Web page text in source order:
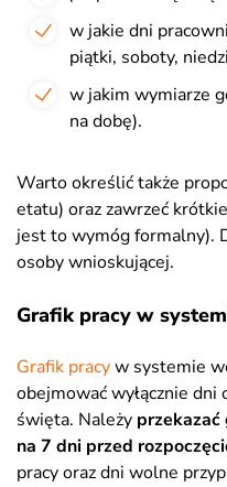
w jakie dni
piątki, soboty,
w jakim wymiarze
na dobę).
Warto określić także
etatu) oraz zawrzeć
jest to wymóg formalny).
osoby wnioskującej.
Grafik pracy w
Grafik pracyw systemie
obejmować wyłącznie
święta. Należy
na 7 dni przed
pracy oraz dni wolne